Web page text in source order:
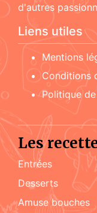
d'autres
Liens utiles
Mentions
Conditions
Politique
Les
Entrées
Desserts
amuse bouches